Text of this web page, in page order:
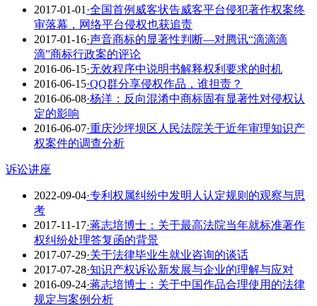
2017-01-01 ·全国首例威客状告威客平台侵犯著作权案终
审落幕，网络平台侵权也获追责
2017-01-16·声音商标的显著性判断—对腾讯“滴滴滴
滴”商标行政案的评论
2016-06-15·无效程序中说明书解释权利要求的时机
2016-06-15·QQ群分享侵权作品，谁担责？
2016-06-08·杨洋：反向混淆中商标固有显著性对侵权认
定的影响
2016-06-07·重庆沙坪坝区人民法院关于近年审理知识产
权案件的调查分析
诉讼讲座
2022-09-04·专利权属纠纷中发明人认定规则的观察与思
考
2017-11-17·蒋志培博士：关于最高法院当年就标准著作
权纠纷处理答复函的背景
2017-07-29·关于法律毕业生就业咨询的谈话
2017-07-28·知识产权诉讼新发展与企业的理解与应对
2016-09-24·蒋志培博士：关于中国作品合理使用的法律
规定与案例分析